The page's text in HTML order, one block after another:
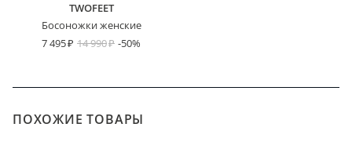
TWOFEET
Босоножки женские
7 495
14 990 -50%
ПОХОЖИЕ ТОВАРЫ